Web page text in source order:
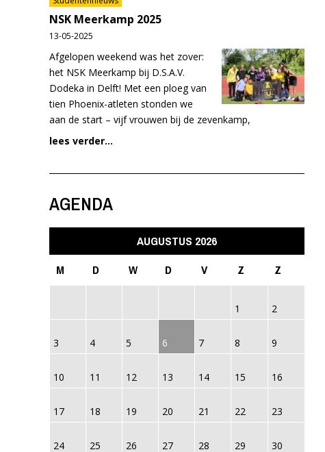
NSK Meerkamp 2025
13-05-2025
Afgelopen weekend was het zover:
het NSK Meerkamp bij D.S.A.V.
Dodeka in Delft! Met een ploeg van
tien Phoenix-atleten stonden we
aan de start – vijf vrouwen bij de zevenkamp,
lees verder...
AGENDA
AUGUSTUS 2026
M
D W D V Z Z
1 2
3 4 5 6 7 8 9
10 11 12 13 14 15 16
17 18 19 20 21 22 23
24 25 26 27 28 29 30